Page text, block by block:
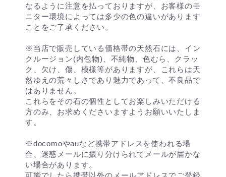
なるように注意を払っておりますが、お客様のモ
ニター環境によっては多少の色の違いがあります
ことをご了承ください。
※当店で販売している価格帯の天然石には、イン
クルージョン(内包物)、不純物、色むら、クラッ
ク、欠け、傷、模様等がありますが、これらは天
然ゆえの荒々しさであり魅力であって、不良品で
はありません。
これらをその石の個性としてお楽しみいただける
方のみ、お求めくださいますようお願いいたしま
す。
※docomoやauなど携帯アドレスを使われる場
合、迷惑メールに振り分けられてメールが届かな
い場合があります。
可能でしたら携帯以外のメールアドレスでご登録